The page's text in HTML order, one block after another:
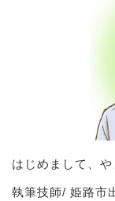
はじめまして、や
執筆技師/ 姫路市